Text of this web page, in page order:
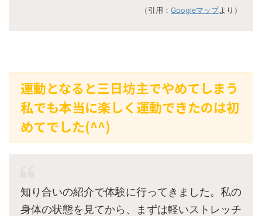
（引用： Googleマップより）
運動となると三日坊主でやめてしまう
私でも本当に楽しく運動できたのは初
めてでした(^^)
知り合いの紹介で体験に行ってきました。私の
身体の状態を見てから、まずは軽いストレッチ